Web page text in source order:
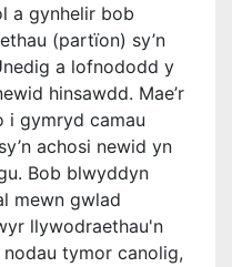
a gynhelir bob
(partïon) sy’n
a lofnododd y
hinsawdd. Mae’r
i gymryd camau
achosi newid yn
Bob blwyddyn
mewn gwlad
llywodraethau'n
tymor canolig,